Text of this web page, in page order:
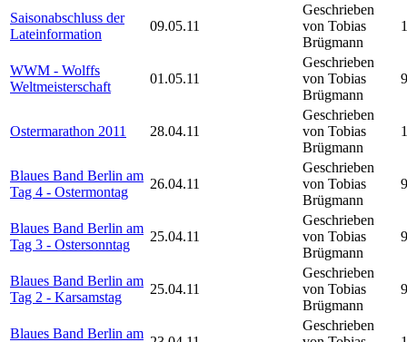
Saisonabschluss der
Lateinformation
09.05.11
Geschrieben
von Tobias
Brügmann
WWM - Wolffs
Weltmeisterschaft
01.05.11
Geschrieben
von Tobias
Brügmann
Ostermarathon 2011 28.04.11
Geschrieben
von Tobias
Brügmann
Blaues Band Berlin am
Tag 4 - Ostermontag
26.04.11
Geschrieben
von Tobias
Brügmann
Blaues Band Berlin am
Tag 3 - Ostersonntag
25.04.11
Geschrieben
von Tobias
Brügmann
Blaues Band Berlin am
Tag 2 - Karsamstag
25.04.11
Geschrieben
von Tobias
Brügmann
Blaues Band Berlin am
Geschrieben